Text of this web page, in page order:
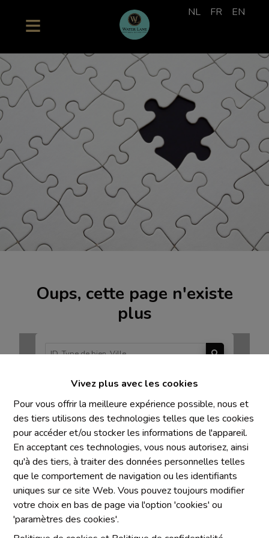
Vivez plus avec les cookies
Pour vous offrir la meilleure expérience possible, nous et
des tiers utilisons des technologies telles que les cookies
pour accéder et/ou stocker les informations de l'appareil.
En acceptant ces technologies, vous nous autorisez, ainsi
qu'à des tiers, à traiter des données personnelles telles
que le comportement de navigation ou les identifiants
uniques sur ce site Web. Vous pouvez toujours modifier
votre choix en bas de page via l'option 'cookies' ou
'paramètres des cookies'.
NL FR EN
Oups, cette page n'existe
plus
À Vendre À Louer
Mentions obligatoires
Chaque agence est juridiquement et financièrement
indépendante
SRL IMMO Water Lane - TVA BE 0755330288